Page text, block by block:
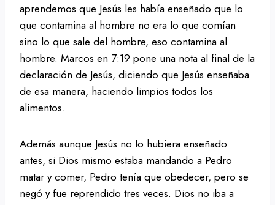
aprendemos que Jesús les había enseñado que lo
que contamina al hombre no era lo que comían
sino lo que sale del hombre, eso contamina al
hombre. Marcos en 7:19 pone una nota al final de la
declaración de Jesús, diciendo que Jesús enseñaba
de esa manera, haciendo limpios todos los
alimentos.
Además aunque Jesús no lo hubiera enseñado
antes, si Dios mismo estaba mandando a Pedro
matar y comer, Pedro tenía que obedecer, pero se
negó y fue reprendido tres veces. Dios no iba a